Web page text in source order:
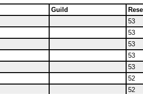
Guild
53
53
53
53
53
52
52